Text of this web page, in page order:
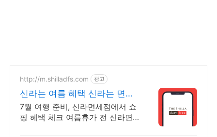
http://m.shilladfs.com 광고
신라는 여름 혜택 신라는 면세
쇼핑
7월 여행 준비, 신라면세점에서 쇼
핑 혜택 체크 여름휴가 전 신라면